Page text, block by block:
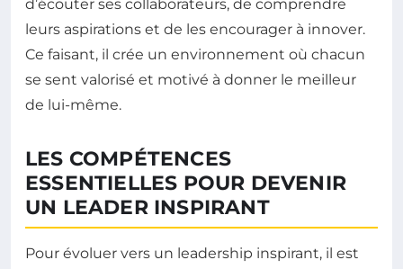
d’écouter ses collaborateurs, de comprendre
leurs aspirations et de les encourager à innover.
Ce faisant, il crée un environnement où chacun
se sent valorisé et motivé à donner le meilleur
de lui-même.
LES COMPÉTENCES
ESSENTIELLES POUR DEVENIR
UN LEADER INSPIRANT
Pour évoluer vers un leadership inspirant, il est